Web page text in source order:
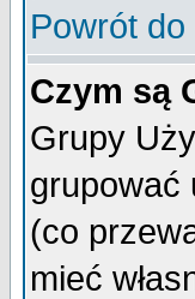
Powrót
Czym są
Grupy
grupować
(co
mieć